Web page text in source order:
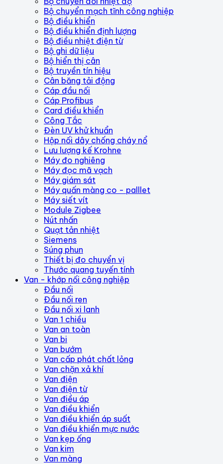
Bộ chuyển mạch tĩnh công nghiệp
Bộ điều khiển
Bộ điều khiển định lượng
Bộ điều nhiệt điện từ
Bộ ghi dữ liệu
Bộ hiển thị cân
Bộ truyền tín hiệu
Cân băng tải động
Cáp đầu nối
Cáp Profibus
Card điều khiển
Công Tắc
Đèn UV khử khuẩn
Hộp nối dây chống cháy nổ
Lưu lượng kế Krohne
Máy đo nghiêng
Máy đọc mã vạch
Máy giám sát
Máy quấn màng co - palllet
Máy siết vít
Module Zigbee
Nút nhấn
Quạt tản nhiệt
Siemens
Súng phun
Thiết bị đo chuyển vị
Thước quang tuyến tính
Van - khớp nối công nghiệp
Đầu nối
Đầu nối ren
Đầu nối xi lanh
Van 1 chiều
Van an toàn
Van bi
Van bướm
Van cấp phát chất lỏng
Van chặn xả khí
Van điện
Van điện từ
Van điều áp
Van điều khiển
Van điều khiển áp suất
Van điều khiển mực nước
Van kẹp ống
Van kim
Van màng